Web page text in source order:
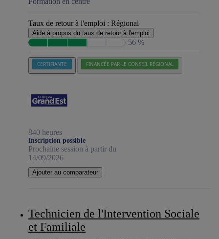
Taux de retour à l'emploi : Régional
Aide à propos du taux de retour à l'emploi
56 %
CERTIFIANTE FINANCÉE PAR LE CONSEIL RÉGIONAL
840 heures
Inscription possible
Prochaine session à partir du
14/09/2026
Ajouter au comparateur
Technicien de l'Intervention Sociale
et Familiale